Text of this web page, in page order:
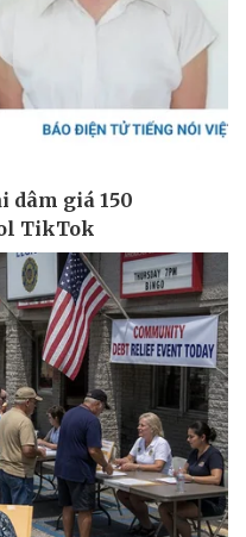
Đời sống
Nhà đẹp
Blog
Tình yêu - Gia đình